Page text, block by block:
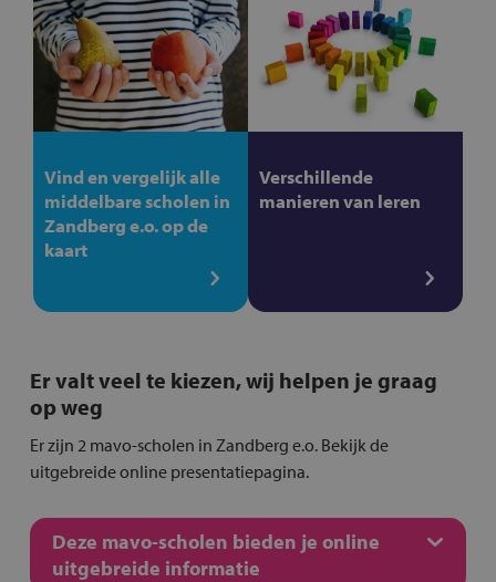
Vind en vergelijk alle
middelbare scholen in
Zandberg e.o. op de
kaart
Verschillende
manieren van leren
Er valt veel te kiezen, wij helpen je graag
op weg
Er zijn 2 mavo-scholen in Zandberg e.o. Bekijk de
uitgebreide online presentatiepagina.
Deze mavo-scholen bieden je online
uitgebreide informatie